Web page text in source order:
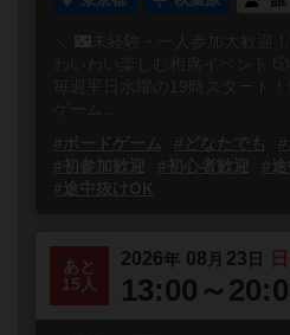
＼ 🌃未経験・一人参加大歓迎
わいわい楽しむ相席イベン
毎週平日水曜の19時スタート
#ボードゲーム
#どなたでも
#初参加歓迎
#初心者歓迎
#
#途中抜けOK
あと
15人
2026年 08 月 23 日 日
13:00～